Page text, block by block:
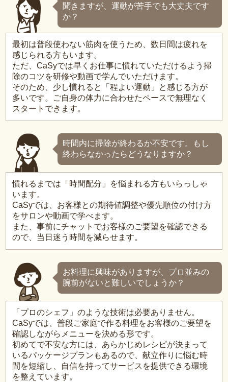
聞きますが、運動が苦手でも大丈夫です
か？
最初は普段使わない筋肉を使うため、数日間は疲れを
感じられる方もいます。
ただ、CaSyでは早くお仕事に慣れていただけるよう掃
除のコツを研修や動画で学んでいただけます。
そのため、少し慣れると「程よい運動」と感じる方が
多いです。ご自身の体力に合わせたペースで無理なく
スタートできます。
時間内に掃除が終わるか不安です。もし
終わらなかったらどうなりますか？
慣れるまでは「時間配分」を悩まれる方もいらっしゃ
います。
CaSyでは、お客様との期待値調整や優先順位の付け方
をサロンや動画で学べます。
また、事前にチャットでお客様のご要望を確認できる
ので、当日迷う時間を減らせます。
お料理に興味がありますが、プロ並みの
腕前がないと難しいでしょうか？
「プロのシェフ」のような技術は必要ありません。
CaSyでは、普段ご家庭で作る料理をお客様のご要望を
確認しながらメニューを決める形です。
初めてで不安な方には、あらかじめレシピが決まって
いるパッケージプランもあるので、献立作りに悩む時
間を短縮し、自信を持ってサービスを提供できる環境
を整えています。